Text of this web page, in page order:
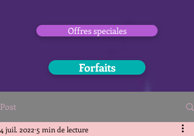
Offres speciales
Forfaits
Post
4 juil. 2022 5 min de lecture